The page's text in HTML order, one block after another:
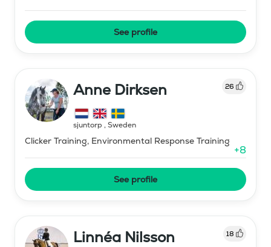
See profile
Anne Dirksen 26
sjuntorp , Sweden
Clicker Training, Environmental Response Training
+8
See profile
Linnéa Nilsson 18